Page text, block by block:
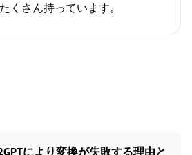
くさん持っています。
により変換が失敗する理由と